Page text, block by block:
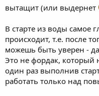
вытащит (или выдернет
В старте из воды самое
происходит, т.е. после
можешь быть уверен -
Это не фордак, который
один раз выполнив
работать только над